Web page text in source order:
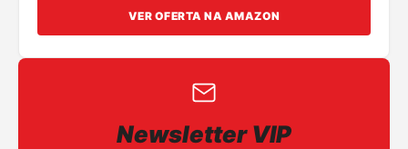
VER OFERTA NA AMAZON
Newsletter VIP